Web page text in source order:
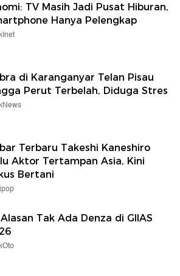
TV Masih Jadi Pusat Hiburan,
Hanya Pelengkap
di Karanganyar Telan Pisau
Perut Terbelah, Diduga Stres
Terbaru Takeshi Kaneshiro
Aktor Tertampan Asia, Kini
Bertani
Tak Ada Denza di GIIAS